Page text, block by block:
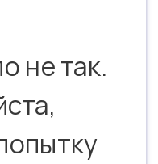
не так.